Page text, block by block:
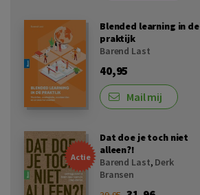
Blended learning in de
praktijk
Barend Last
40,95
Mail mij
Actie
Dat doe je toch niet
alleen?!
Barend Last, Derk
Bransen